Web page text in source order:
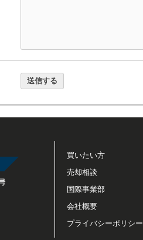
買いたい方
売却相談
国際事業部
会社概要
プライバシーポリシー